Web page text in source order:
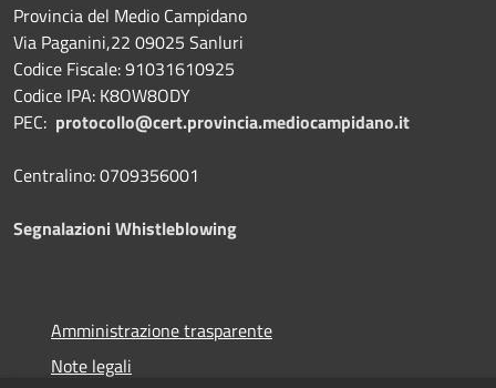
Provincia del Medio Campidano
Via Paganini,22 09025 Sanluri
Codice Fiscale: 91031610925
Codice IPA: K8OW8ODY
PEC: protocollo@cert.provincia.mediocampidano.it
Centralino: 0709356001
Segnalazioni Whistleblowing
Amministrazione trasparente
Note legali